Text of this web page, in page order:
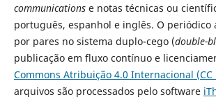
communicationse notas técnicas ou
português, espanhol e inglês. O periódico
por pares no sistema duplo-cego (double-
publicação em fluxo contínuo e
Commons Atribuição 4.0 Internacional (CC
arquivos são processados pelo software